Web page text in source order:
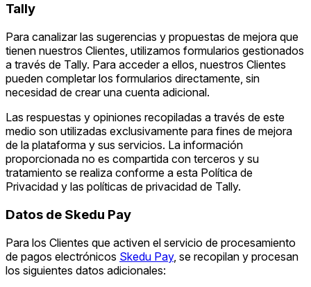
Tally
Para canalizar las sugerencias y propuestas de mejora que
tienen nuestros Clientes, utilizamos formularios gestionados
a través de Tally. Para acceder a ellos, nuestros Clientes
pueden completar los formularios directamente, sin
necesidad de crear una cuenta adicional.
Las respuestas y opiniones recopiladas a través de este
medio son utilizadas exclusivamente para fines de mejora
de la plataforma y sus servicios. La información
proporcionada no es compartida con terceros y su
tratamiento se realiza conforme a esta Política de
Privacidad y las políticas de privacidad de Tally.
Datos de Skedu Pay
Para los Clientes que activen el servicio de procesamiento
de pagos electrónicos Skedu Pay, se recopilan y procesan
los siguientes datos adicionales: